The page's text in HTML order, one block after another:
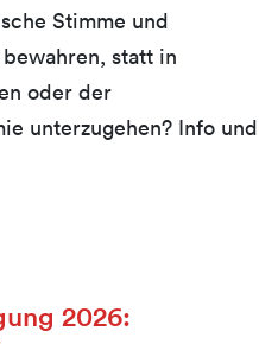
Stimme und
statt in
oder der
unterzugehen? Info und
2026: